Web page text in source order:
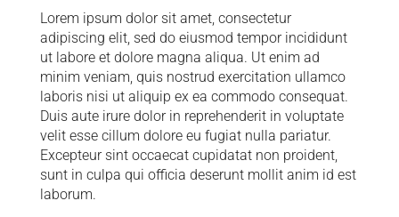
Lorem ipsum dolor sit amet, consectetur
adipiscing elit, sed do eiusmod tempor incididunt
ut labore et dolore magna aliqua. Ut enim ad
minim veniam, quis nostrud exercitation ullamco
laboris nisi ut aliquip ex ea commodo consequat.
Duis aute irure dolor in reprehenderit in voluptate
velit esse cillum dolore eu fugiat nulla pariatur.
Excepteur sint occaecat cupidatat non proident,
sunt in culpa qui officia deserunt mollit anim id est
laborum.